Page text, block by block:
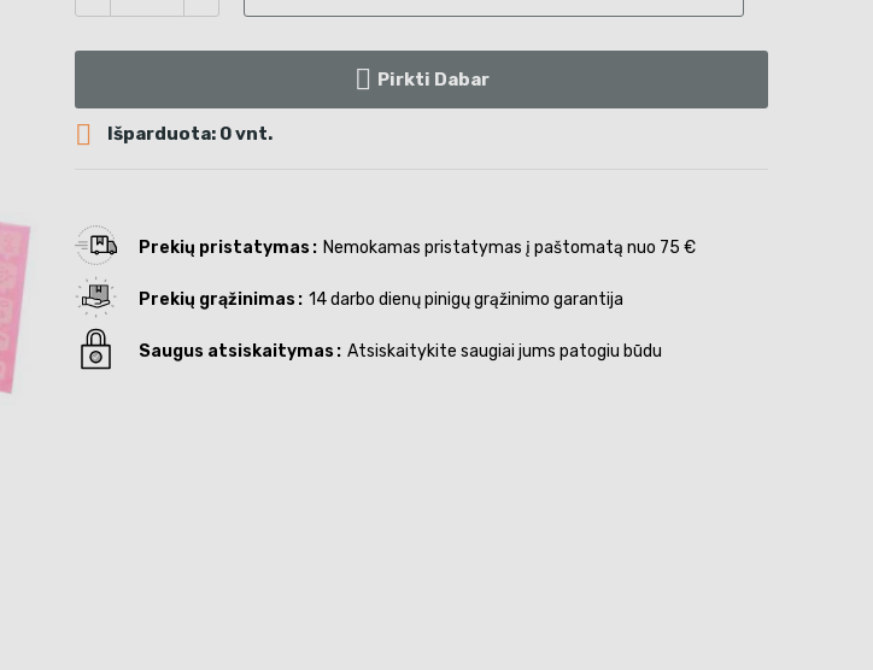
Pirkti Dabar
 Išparduota: 0 vnt.
Prekių pristatymas Nemokamas pristatymas į paštomatą nuo 75 €
Prekių grąžinimas 14 darbo dienų pinigų grąžinimo garantija
Saugus atsiskaitymas Atsiskaitykite saugiai jums patogiu būdu